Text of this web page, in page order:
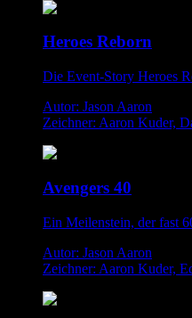
Heroes Reborn
Die Event-Story Heroes
Autor: Jason Aaron
Zeichner: Aaron Kuder,
Avengers 40
Ein Meilenstein, der fast
Autor: Jason Aaron
Zeichner: Aaron Kuder,